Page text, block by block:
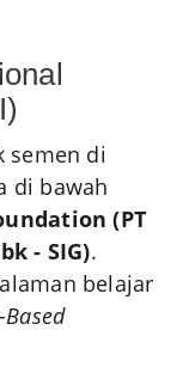
semen di
di bawah
(PT
- SIG).
belajar